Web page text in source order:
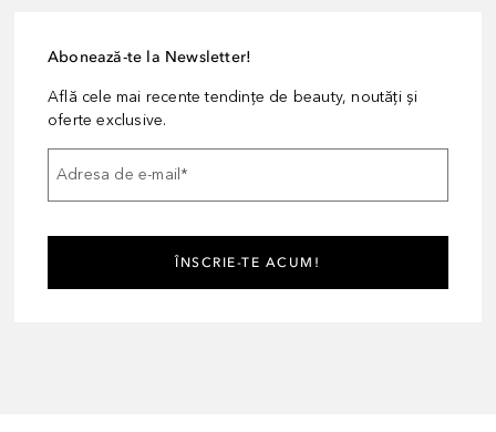
Abonează-te la Newsletter!
Află cele mai recente tendințe de beauty, noutăți și
oferte exclusive.
Adresa de e-mail*
ÎNSCRIE-TE ACUM!